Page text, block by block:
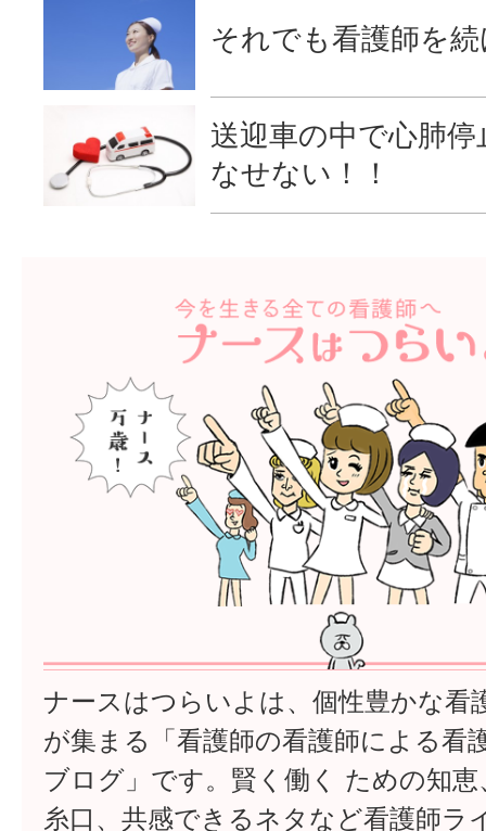
それでも看護師を
送迎車の中で心肺停
なせない！！
ナースはつらいよは、個性豊かな看
が集まる「看護師の看護師による看
ブログ」です。賢く働く ための知
糸口、共感できるネタなど看護師ラ